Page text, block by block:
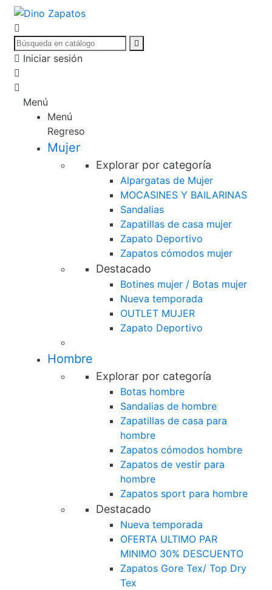
Iniciar sesión
Menú
Menú
Regreso
Mujer
Explorar por categoría
Alpargatas de Mujer
MOCASINES Y BAILARINAS
Sandalias
Zapatillas de casa mujer
Zapato Deportivo
Zapatos cómodos mujer
Destacado
Botines mujer / Botas mujer
Nueva temporada
OUTLET MUJER
Zapato Deportivo
Hombre
Explorar por categoría
Botas hombre
Sandalias de hombre
Zapatillas de casa para
hombre
Zapatos cómodos hombre
Zapatos de vestir para
hombre
Zapatos sport para hombre
Destacado
Nueva temporada
OFERTA ULTIMO PAR
MINIMO 30% DESCUENTO
Zapatos Gore Tex/ Top Dry
Tex